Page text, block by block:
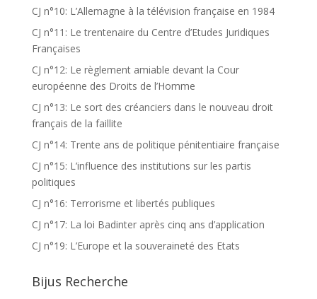
CJ n°10: L’Allemagne à la télévision française en 1984
CJ n°11: Le trentenaire du Centre d’Etudes Juridiques
Françaises
CJ n°12: Le règlement amiable devant la Cour
européenne des Droits de l’Homme
CJ n°13: Le sort des créanciers dans le nouveau droit
français de la faillite
CJ n°14: Trente ans de politique pénitentiaire française
CJ n°15: L’influence des institutions sur les partis
politiques
CJ n°16: Terrorisme et libertés publiques
CJ n°17: La loi Badinter après cinq ans d’application
CJ n°19: L’Europe et la souveraineté des Etats
Bijus Recherche